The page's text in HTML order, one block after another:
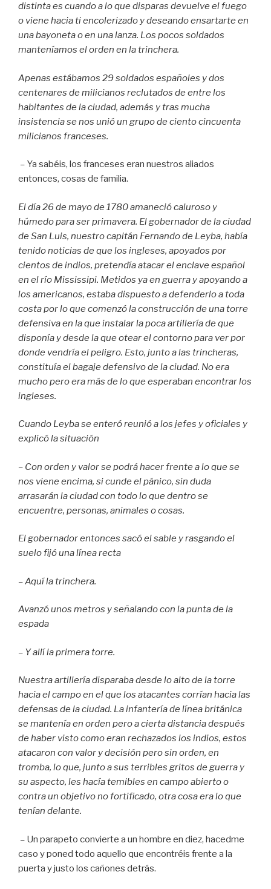
distinta es cuando a lo que disparas devuelve el fuego
o viene hacia ti encolerizado y deseando ensartarte en
una bayoneta o en una lanza. Los pocos soldados
manteníamos el orden en la trinchera.
Apenas estábamos 29 soldados españoles y dos
centenares de milicianos reclutados de entre los
habitantes de la ciudad, además y tras mucha
insistencia se nos unió un grupo de ciento cincuenta
milicianos franceses.
– Ya sabéis, los franceses eran nuestros aliados
entonces, cosas de familia.
El día 26 de mayo de 1780 amaneció caluroso y
húmedo para ser primavera. El gobernador de la ciudad
de San Luis, nuestro capitán Fernando de Leyba, había
tenido noticias de que los ingleses, apoyados por
cientos de indios, pretendía atacar el enclave español
en el río Mississipi. Metidos ya en guerra y apoyando a
los americanos, estaba dispuesto a defenderlo a toda
costa por lo que comenzó la construcción de una torre
defensiva en la que instalar la poca artillería de que
disponía y desde la que otear el contorno para ver por
donde vendría el peligro. Esto, junto a las trincheras,
constituía el bagaje defensivo de la ciudad. No era
mucho pero era más de lo que esperaban encontrar los
ingleses.
Cuando Leyba se enteró reunió a los jefes y oficiales y
explicó la situación
– Con orden y valor se podrá hacer frente a lo que se
nos viene encima, si cunde el pánico, sin duda
arrasarán la ciudad con todo lo que dentro se
encuentre, personas, animales o cosas.
El gobernador entonces sacó el sable y rasgando el
suelo fijó una línea recta
– Aquí la trinchera.
Avanzó unos metros y señalando con la punta de la
espada
– Y allí la primera torre.
Nuestra artillería disparaba desde lo alto de la torre
hacia el campo en el que los atacantes corrían hacia las
defensas de la ciudad. La infantería de línea británica
se mantenía en orden pero a cierta distancia después
de haber visto como eran rechazados los indios, estos
atacaron con valor y decisión pero sin orden, en
tromba, lo que, junto a sus terribles gritos de guerra y
su aspecto, les hacía temibles en campo abierto o
contra un objetivo no fortificado, otra cosa era lo que
tenían delante.
– Un parapeto convierte a un hombre en diez, hacedme
caso y poned todo aquello que encontréis frente a la
puerta y justo los cañones detrás.